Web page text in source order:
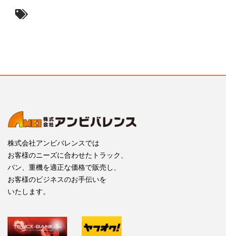
株式会社アンビバレンスでは
お客様のニーズに合わせたトラック、
バン、重機を適正な価格で販売し、
お客様のビジネスのお手伝いを
いたします。